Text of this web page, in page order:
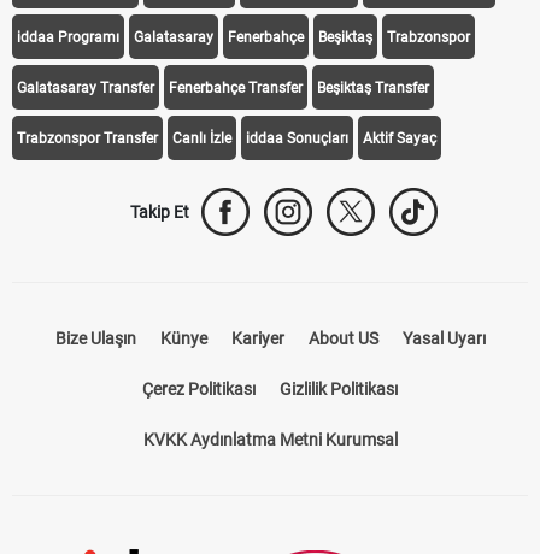
Transfer Haberleri TV'de Bugün Süper Lig Fikstür Süper Lig Haberleri
iddaa Programı Galatasaray Fenerbahçe Beşiktaş Trabzonspor
Galatasaray Transfer Fenerbahçe Transfer Beşiktaş Transfer
Trabzonspor Transfer Canlı İzle iddaa Sonuçları Aktif Sayaç